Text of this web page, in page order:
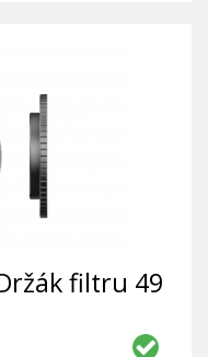
filtru 49